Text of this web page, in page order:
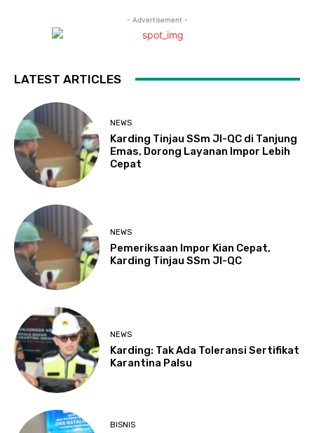
- Advertisement -
LATEST ARTICLES
NEWS
Karding Tinjau SSm JI-QC di Tanjung
Emas, Dorong Layanan Impor Lebih
Cepat
NEWS
Pemeriksaan Impor Kian Cepat,
Karding Tinjau SSm JI-QC
NEWS
Karding: Tak Ada Toleransi Sertifikat
Karantina Palsu
BISNIS